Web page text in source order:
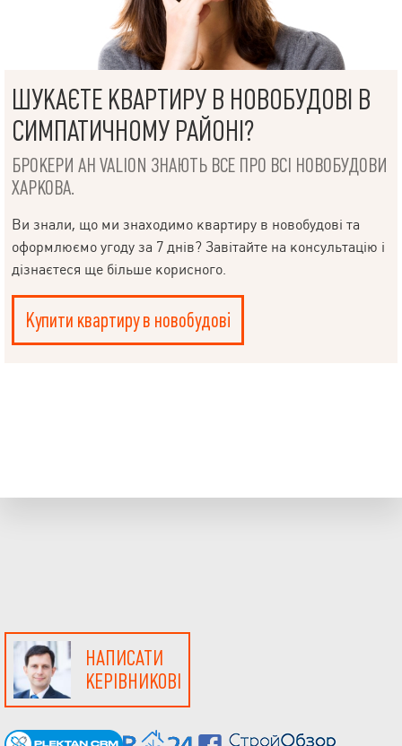
ШУКАЄТЕ КВАРТИРУ В НОВОБУДОВІ В
СИМПАТИЧНОМУ РАЙОНІ?
БРОКЕРИ АН VALION ЗНАЮТЬ ВСЕ ПРО ВСІ НОВОБУДОВИ
ХАРКОВА.
Ви знали, що ми знаходимо квартиру в новобудові та
оформлюємо угоду за 7 днів? Завітайте на консультацію і
дізнаєтеся ще більше корисного.
Купити квартиру в новобудові
НАПИСАТИ
КЕРІВНИКОВІ